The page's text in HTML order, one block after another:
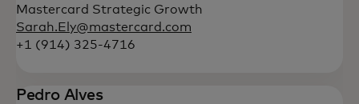
Mastercard Strategic Growth
Sarah.Ely@mastercard.com
+1 (914) 325-4716
Pedro Alves